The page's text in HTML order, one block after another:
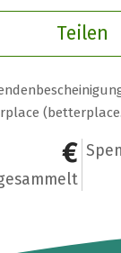
Teilen
138 €
5